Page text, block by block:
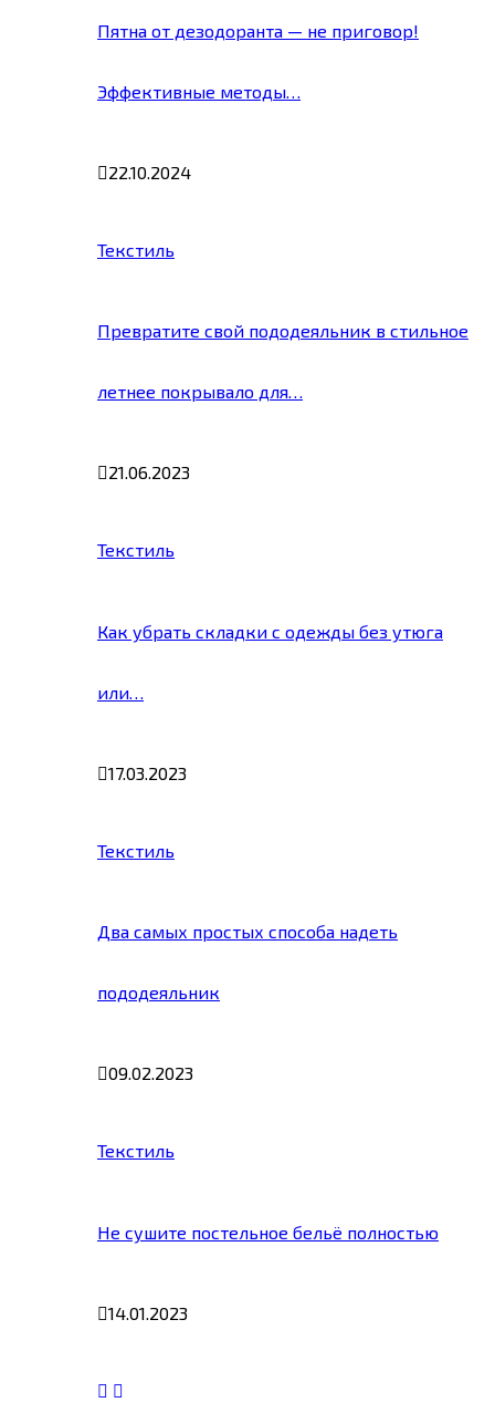
Пятна от дезодоранта — не приговор!
Эффективные методы…
22.10.2024
Текстиль
Превратите свой пододеяльник в стильное
летнее покрывало для…
21.06.2023
Текстиль
Как убрать складки с одежды без утюга
или…
17.03.2023
Текстиль
Два самых простых способа надеть
пододеяльник
09.02.2023
Текстиль
Не сушите постельное бельё полностью
14.01.2023